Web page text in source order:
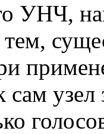
УНЧ,
сам